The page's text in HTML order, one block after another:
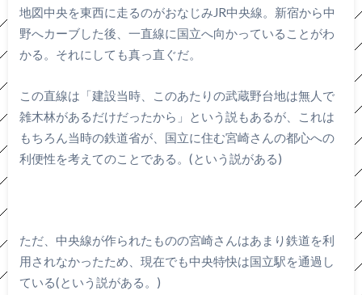
地図中央を東西に走るのがおなじみJR中央線。新宿から中
野へカーブした後、一直線に国立へ向かっていることがわ
かる。それにしても真っ直ぐだ。
この直線は「建設当時、このあたりの武蔵野台地は無人で
雑木林があるだけだったから」という説もあるが、これは
もちろん当時の鉄道省が、国立に住む宮崎さんの都心への
利便性を考えてのことである。(という説がある)
ただ、中央線が作られたものの宮崎さんはあまり鉄道を利
用されなかったため、現在でも中央特快は国立駅を通過し
ている(という説がある。)